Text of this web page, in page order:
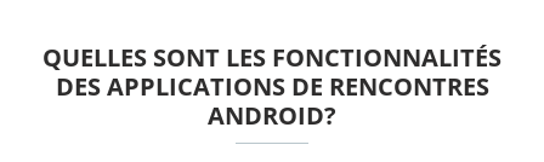
QUELLES SONT LES FONCTIONNALITÉS
DES APPLICATIONS DE RENCONTRES
ANDROID?